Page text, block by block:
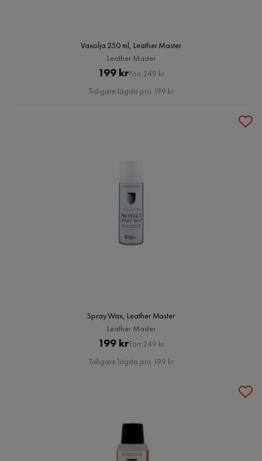
Vaxolja 250 ml, Leather Master
Leather Master
Pris
199 krOriginal
Pris
Förr 249 kr
Tidigare lägsta pris 199 kr
Spray Wax, Leather Master
Leather Master
Pris
199 krOriginal
Pris
Förr 249 kr
Tidigare lägsta pris 199 kr